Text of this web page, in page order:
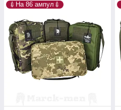
💉На 86 ампул💉